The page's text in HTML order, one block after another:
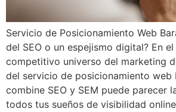
Servicio de Posicionamiento Web
del SEO o un espejismo digital? En
competitivo universo del marketing
del servicio de posicionamiento web
combine SEO y SEM puede parecer
todos tus sueños de visibilidad